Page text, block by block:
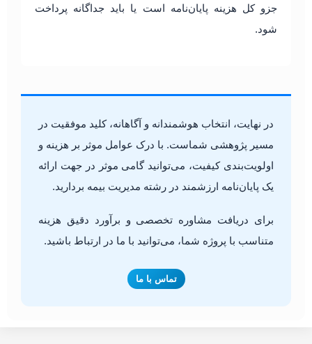
جزو کل هزینه پایان‌نامه است یا باید جداگانه پرداخت
شود.
در نهایت، انتخاب هوشمندانه و آگاهانه، کلید موفقیت در
مسیر پژوهشی شماست. با درک عوامل موثر بر هزینه و
اولویت‌بندی کیفیت، می‌توانید گامی موثر در جهت ارائه
یک پایان‌نامه ارزشمند در رشته مدیریت بیمه بردارید.
برای دریافت مشاوره تخصصی و برآورد دقیق هزینه
متناسب با پروژه شما، می‌توانید با ما در ارتباط باشید.
تماس با ما